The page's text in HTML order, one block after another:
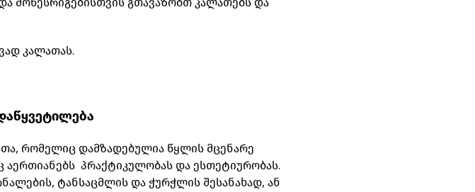
კალათას.
რომელიც დამზადებულია წყლის მცენარე
პრაქტიკულობას და ესთეტიურობას.
ტანსაცმლის და ჭურჭლის შესანახად, ან